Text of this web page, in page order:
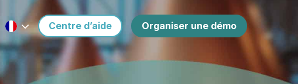
Centre d’aide Organiser une démo